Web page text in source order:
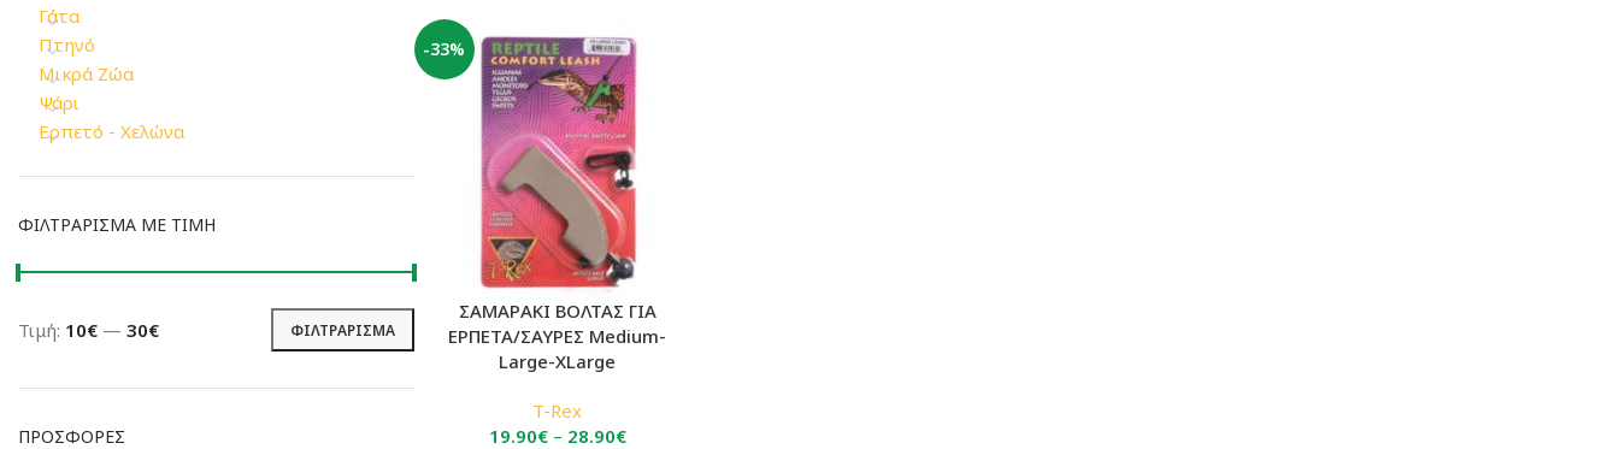
Γάτα
Πτηνό
Μικρά Ζώα
Ψάρι
Ερπετό - Χελώνα
ΦΙΛΤΡΆΡΙΣΜΑ ΜΕ ΤΙΜΉ
Ελάχιστη
Μέγιστη
ΦΙΛΤΡΆΡΙΣΜΑ
Τιμή: 10€ — 30€
ΠΡΟΣΦΟΡΈΣ
-33%
ΣΑΜΑΡΑΚΙ ΒΟΛΤΑΣ ΓΙΑ
ΕΡΠΕΤΑ/ΣΑΥΡΕΣ Medium-
Large-XLarge
T-Rex
19.90€ – 28.90€Price